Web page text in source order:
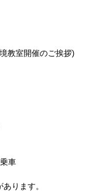
教室開催のご挨拶)
車
ります。